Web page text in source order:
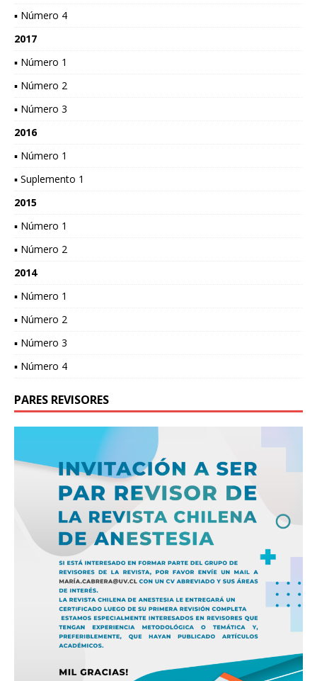
▪ Número 4
2017
▪ Número 1
▪ Número 2
▪ Número 3
2016
▪ Número 1
▪ Suplemento 1
2015
▪ Número 1
▪ Número 2
2014
▪ Número 1
▪ Número 2
▪ Número 3
▪ Número 4
PARES REVISORES